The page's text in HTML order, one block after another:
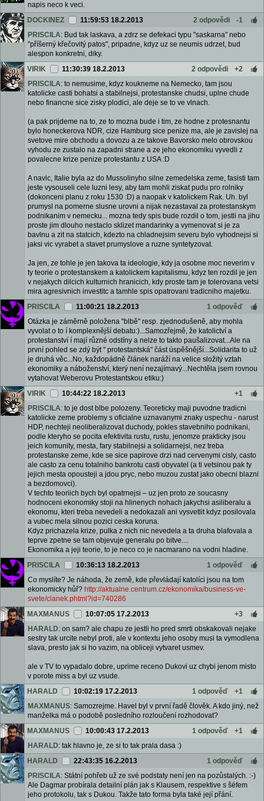
napis neco k veci.
DOCKINEZ
11:59:53 18.2.2013 2 odpovědi
-1
PRISCILA: Bud tak laskava, a zdrz se defekaci typu "saskarna" nebo
"příšerný křečovitý patos", pripadne, kdyz uz se neumis udrzet, bud
alespon konkretni, diky.
VIRIK
11:30:39 18.2.2013 2 odpovědi
+2
PRISCILA: to nemusime, kdyz koukneme na Nemecko, tam jsou
katolicke casti bohatsi a stabilnejsi, protestanske chudsi, uplne chude
nebo financne sice zisky plodici, ale deje se to ve vlnach.
(a pak prijdeme na to, ze to mozna bude i tim, ze hodne z protesnantu
bylo honeckerova NDR, cize Hamburg sice penize ma, ale je zavislej na
svetove mire obchodu a dovozu a ze takove Bavorsko melo obrovskou
vyhodu ze zustalo na zapadni strane a ze jeho ekonomiku vyvedli z
povalecne krize penize protestantu z USA :D
A navic, Italie byla az do Mussolinyho silne zemedelska zeme, fasisti tam
jeste vysouseli cele luzni lesy, aby tam mohli ziskat pudu pro rolniky
(dokonceni planu z roku 1530 :D) a naopak v katolickem Rak. Uh. byl
prumysl na pomerne slusne urovni a nijak nezastaval za protestanskym
podnikanim v nemecku... mozna tedy spis bude rozdil o tom, jestli na jihu
proste jim dlouho nestaclo sklizet mandarinky a vymenovat si je za
bavlnu a zit na statcich, kdezto na chladnejsim severu bylo vyhodnejsi si
jaksi vic vyrabet a stavet prumyslove a ruzne syntetyzovat.
Ja jen, ze tohle je jen takova ta ideologie, kdy ja osobne moc neverim v
ty teorie o protestanskem a katolickem kapitalismu, kdyz ten rozdil je jen
v nejakych dilcich kulturnich hranicich, kdy proste tam je tolerovana vetsi
mira agresivnich investitc a tamhle spis opatrovani tradicniho majetku.
PRISCILA
11:00:21 18.2.2013
1 odpověď
Otázka je záměrně položena "blbě" resp. zjednodušeně, aby mohla
vyvolat o to í komplexnější debatu:)...Samozřejmě, že katolictví a
protestanství í mají různé odstíny a nelze to takto paušalizovat...Ale na
první pohled se zdý být " protestantská" část úspěšnější...Solidarita to už
je druhá věc...No, každopádně článek naráží na velice složitý vztah
ekonomiky a náboženství, který není nezajímavý...Nechtěla jsem rovnou
vytahovat Weberovu Protestantskou etiku:)
VIRIK
10:44:22 18.2.2013
+1
PRISCILA: to je dost blbe polozeny. Teoreticky maji puvodne tradicni
katolicke zeme problemy s oficialne uznavanymi znaky uspechu - narust
HDP, nechteji neoliberalizovat duchody, pokles stavebniho podnikani,
podle kteryho se pocita efektivita rustu, rustu, jenomze prakticky jsou
jeich komunity, mesta, fary stabilnejsi a solidarnejsi, nez treba
protestanske zeme, kde se sice papirove drzi nad cervenymi cisly, casto
ale casto za cenu totalniho bankrotu casti obyvatel (a ti vetsinou pak ty
jejich mesta opousteji a jdou pryc, nebo muzou zustat jako obecni blazni
a bezdomovci).
V techto teoriich bych byl opatrnejsi – uz jen proto ze soucasny
hodnoceni ekonomiky stoji na hlinenych nohach jakychsi asiliberalu a
ekonomu, kteri treba nevedeli a nedokazali ani vysvetlit kdyz posilovala
a vubec mela silnou pozici ceska koruna.
Kdyz prichazela krize, pulka z nich nic nevedela a ta druha blafovala a
teprve zpetne se tam objevuje generalu po bitve....
Ekonomika a jeji teorie, to je neco co je nacmarano na vodni hladine.
PRISCILA
10:36:13 18.2.2013
1 odpověď
Co myslíte? Je náhoda, že země, kde převládají katolíci jsou na tom
ekonomicky hůř? http://aktualne.centrum.cz/ekonomika/business-ve-
svete/clanek.phtml?id=740286
MAXMANUS
10:07:05 17.2.2013
+3
HARALD: on sam? ale chapu ze jestli ho pred smrti obskakovali nejake
sestry tak urcite nebyl proti, ale v kontextu jeho osoby musi ta vymodlena
slava, presto jak si ho vazim, na obliceji vytvaret usmev.
ale v TV to vypadalo dobre, uprime receno Dukovi uz chybi jenom misto
v porote miss a byl uz vsude.
HARALD
10:02:19 17.2.2013 1 odpověď
+1
MAXMANUS: Samozrejme. Havel byl v první řadě člověk. A kdo jiný, než
manželka má o podobě posledního rozloučení rozhodovat?
MAXMANUS
10:00:43 17.2.2013 1 odpověď
+1
HARALD: tak hlavno je, ze si to tak prala dasa :)
HARALD
22:43:35 16.2.2013
1 odpověď
PRISCILA: Státní pohřeb už ze své podstaty není jen na pozůstalých. :-)
Ale Dagmar probírala detailní plán jak s Klausem, respektive s šéfem
jeho protokolu, tak s Dukou. Takže tato forma byla také její přání.